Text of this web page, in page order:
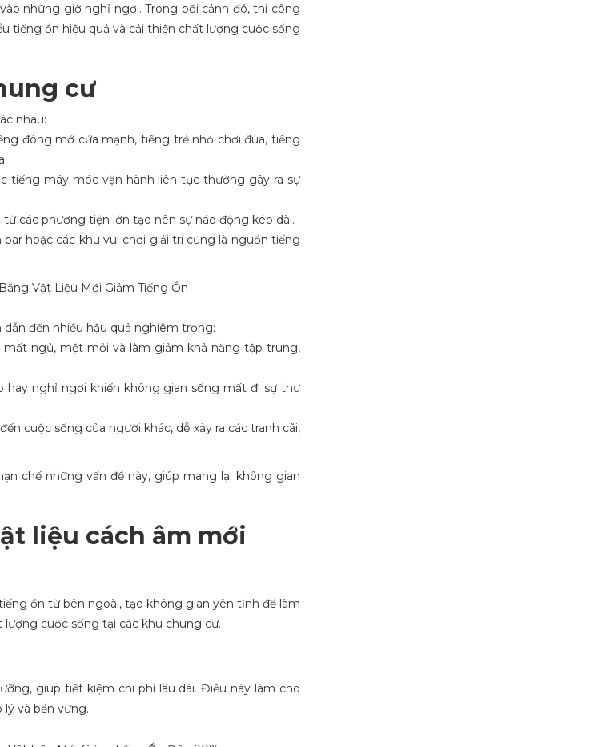
những giờ nghỉ ngơi. Trong bối cảnh đó, thi công
tiếng ồn hiệu quả và cải thiện chất lượng cuộc sống
cư
nhau:
đóng mở cửa mạnh, tiếng trẻ nhỏ chơi đùa, tiếng
tiếng máy móc vận hành liên tục thường gây ra sự
các phương tiện lớn tạo nên sự náo động kéo dài.
hoặc các khu vui chơi giải trí cũng là nguồn tiếng
đến nhiều hậu quả nghiêm trọng:
ngủ, mệt mỏi và làm giảm khả năng tập trung,
hay nghỉ ngơi khiến không gian sống mất đi sự thư
cuộc sống của người khác, dễ xảy ra các tranh cãi,
chế những vấn đề này, giúp mang lại không gian
liệu cách âm mới
ồn từ bên ngoài, tạo không gian yên tĩnh để làm
cuộc sống tại các khu chung cư.
giúp tiết kiệm chi phí lâu dài. Điều này làm cho
và bền vững.